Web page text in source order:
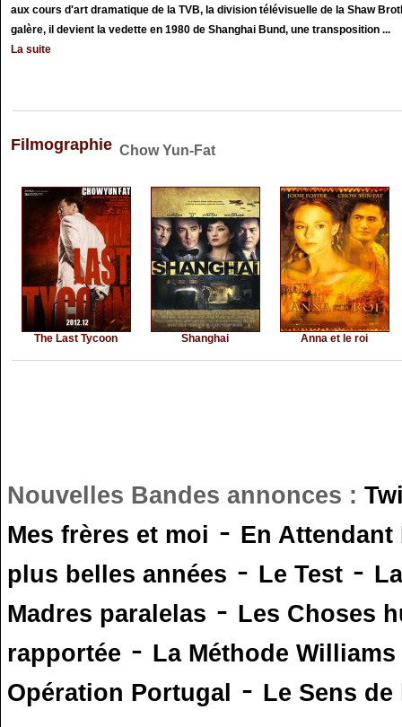
aux cours d'art dramatique de la TVB, la division télévisuelle de la Shaw
galère, il devient la vedette en 1980 de Shanghai Bund, une transposition ...
La suite
Filmographie Chow Yun-Fat
The Last Tycoon Shanghai Anna et le roi
Nouvelles Bandes annonces :
Mes frères et moi - En
plus belles années - Le Test -
Madres paralelas - Les Choses
rapportée - La Méthode Williams
Opération Portugal - Le Sens